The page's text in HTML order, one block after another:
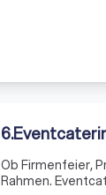
6.
Ob Firmenfeier,
Rahmen.